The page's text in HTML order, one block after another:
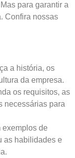
para garantir a
Confira nossas
a história, os
da empresa.
os requisitos, as
necessárias para
exemplos de
as habilidades e